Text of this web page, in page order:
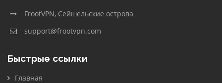
FrootVPN, Сейшельские острова
support@frootvpn.com
Быстрые ссылки
Главная